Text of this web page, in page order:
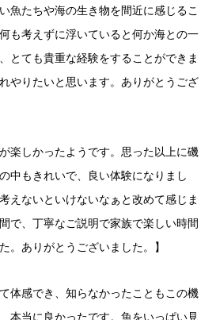
魚たちや海の生き物を間近に感じるこ
も考えずに浮いていると何か海との一
とても貴重な経験をすることができま
やりたいと思います。ありがとうござ
楽しかったようです。思った以上に磯
中もきれいで、良い体験になりまし
えないといけないなぁと改めて感じま
で、丁寧なご説明で家族で楽しい時間
。ありがとうございました。】
体感でき、知らなかったこともこの機
本当に良かったです。魚をいっぱい見